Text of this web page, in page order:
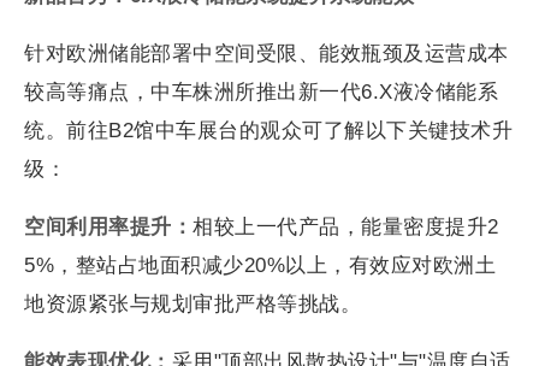
针对欧洲储能部署中空间受限、能效瓶颈及运营成本
较高等痛点，中车株洲所推出新一代6.X液冷储能系
统。前往B2馆中车展台的观众可了解以下关键技术升
级：
空间利用率提升： 相较上一代产品，能量密度提升2
5%，整站占地面积减少20%以上，有效应对欧洲土
地资源紧张与规划审批严格等挑战。